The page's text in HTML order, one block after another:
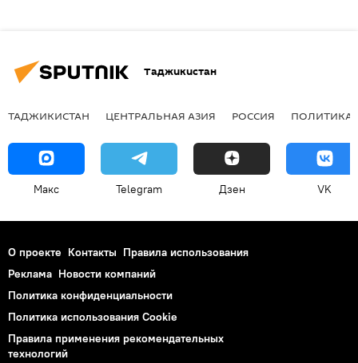
Таджикистан
ТАДЖИКИСТАН ЦЕНТРАЛЬНАЯ АЗИЯ РОССИЯ ПОЛИТИКА
Макс Telegram Дзен VK
О проекте Контакты Правила использования
Реклама Новости компаний
Политика конфиденциальности
Политика использования Cookie
Правила применения рекомендательных
технологий